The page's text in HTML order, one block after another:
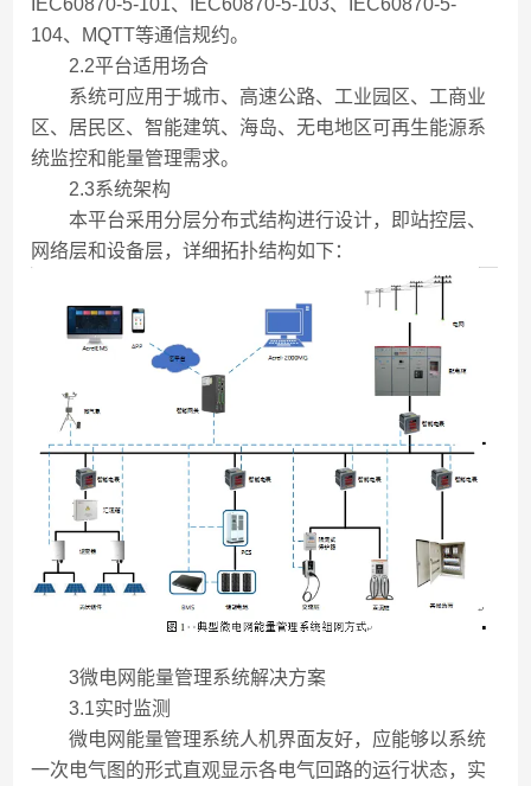
IEC60870-5-101、IEC60870-5-103、IEC60870-5-
104、MQTT等通信规约。
2.2平台适用场合
系统可应用于城市、高速公路、工业园区、工商业
区、居民区、智能建筑、海岛、无电地区可再生能源系
统监控和能量管理需求。
2.3系统架构
本平台采用分层分布式结构进行设计，即站控层、
网络层和设备层，详细拓扑结构如下：
3微电网能量管理系统解决方案
3.1实时监测
微电网能量管理系统人机界面友好，应能够以系统
一次电气图的形式直观显示各电气回路的运行状态，实